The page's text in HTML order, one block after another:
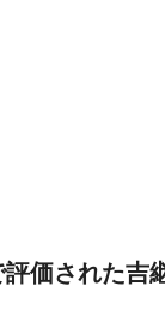
評価された吉